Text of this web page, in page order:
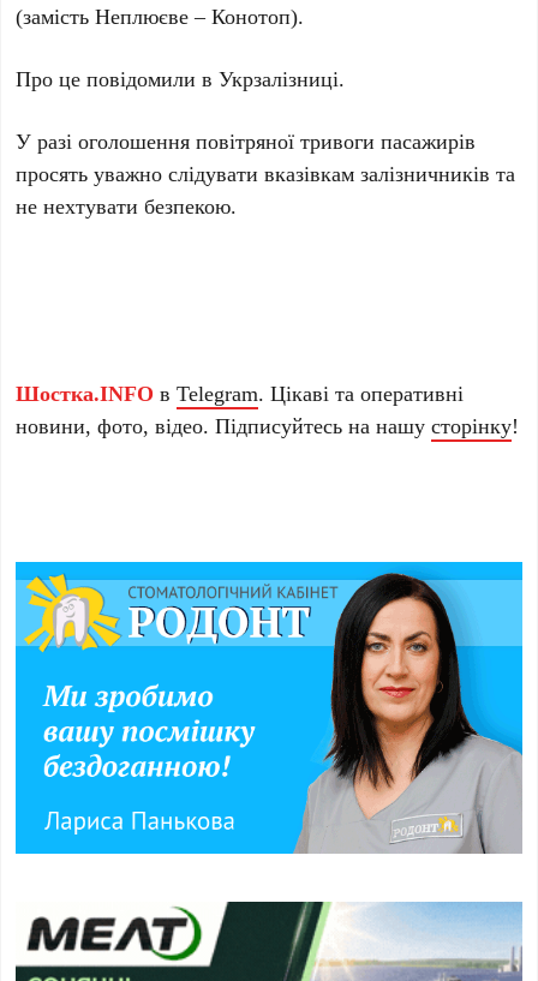
(замість Неплюєве – Конотоп).
Про це повідомили в Укрзалізниці.
У разі оголошення повітряної тривоги пасажирів
просять уважно слідувати вказівкам залізничників та
не нехтувати безпекою.
Шостка.INFO вTelegram. Цікаві та оперативні
новини, фото, відео. Підписуйтесь на нашусторінку!